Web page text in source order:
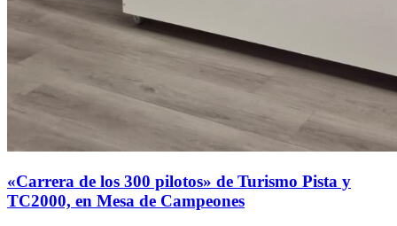
«Carrera de los 300 pilotos» de Turismo Pista y
TC2000, en Mesa de Campeones